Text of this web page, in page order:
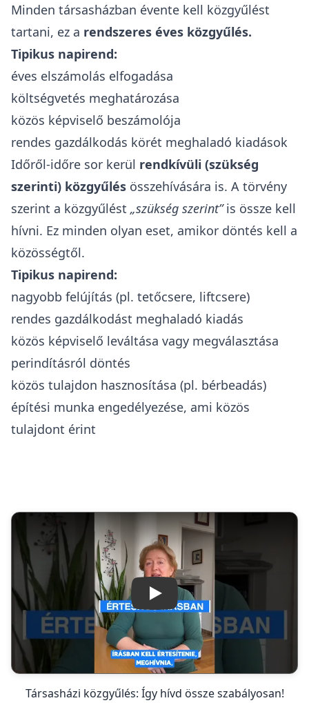
Minden társasházban évente kell közgyűlést
tartani, ez a rendszeres éves közgyűlés.
Tipikus napirend:
éves elszámolás elfogadása
költségvetés meghatározása
közös képviselő beszámolója
rendes gazdálkodás körét meghaladó kiadások
Időről-időre sor kerül rendkívüli (szükség
szerinti) közgyűlés összehívására is. A törvény
szerint a közgyűlést „szükség szerint”is össze kell
hívni. Ez minden olyan eset, amikor döntés kell a
közösségtől.
Tipikus napirend:
nagyobb felújítás (pl. tetőcsere, liftcsere)
rendes gazdálkodást meghaladó kiadás
közös képviselő leváltása vagy megválasztása
perindításról döntés
közös tulajdon hasznosítása (pl. bérbeadás)
építési munka engedélyezése, ami közös
tulajdont érint
Lejátszás
Társasházi közgyűlés: Így hívd össze szabályosan!